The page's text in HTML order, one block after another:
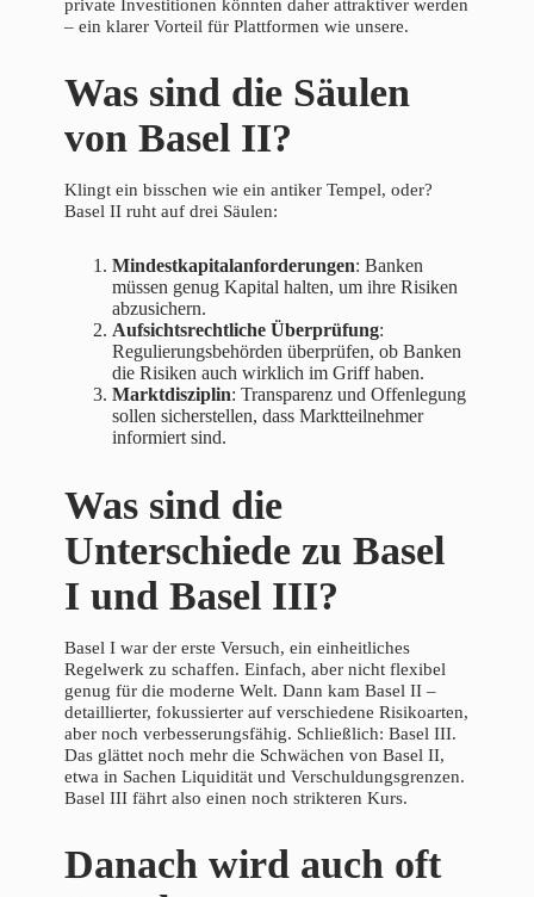
private Investitionen könnten daher attraktiver werden
– ein klarer Vorteil für Plattformen wie unsere.
Was sind die Säulen
von Basel II?
Klingt ein bisschen wie ein antiker Tempel, oder?
Basel II ruht auf drei Säulen:
Mindestkapitalanforderungen: Banken
müssen genug Kapital halten, um ihre Risiken
abzusichern.
Aufsichtsrechtliche Überprüfung:
Regulierungsbehörden überprüfen, ob Banken
die Risiken auch wirklich im Griff haben.
Marktdisziplin: Transparenz und Offenlegung
sollen sicherstellen, dass Marktteilnehmer
informiert sind.
Was sind die
Unterschiede zu Basel
I und Basel III?
Basel I war der erste Versuch, ein einheitliches
Regelwerk zu schaffen. Einfach, aber nicht flexibel
genug für die moderne Welt. Dann kam Basel II –
detaillierter, fokussierter auf verschiedene Risikoarten,
aber noch verbesserungsfähig. Schließlich: Basel III.
Das glättet noch mehr die Schwächen von Basel II,
etwa in Sachen Liquidität und Verschuldungsgrenzen.
Basel III fährt also einen noch strikteren Kurs.
Danach wird auch oft